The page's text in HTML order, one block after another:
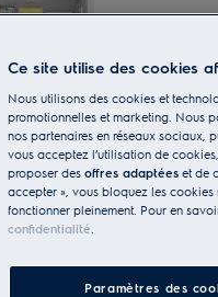
Ce site utilise des cookies
Nous utilisons des cookies et
promotionnelles et marketing. Nous
nos partenaires en réseaux sociaux,
vous acceptez l’utilisation de
proposer des offres adaptées et de
accepter », vous bloquez les
fonctionner pleinement. Pour en
confidentialité.
Paramètres des